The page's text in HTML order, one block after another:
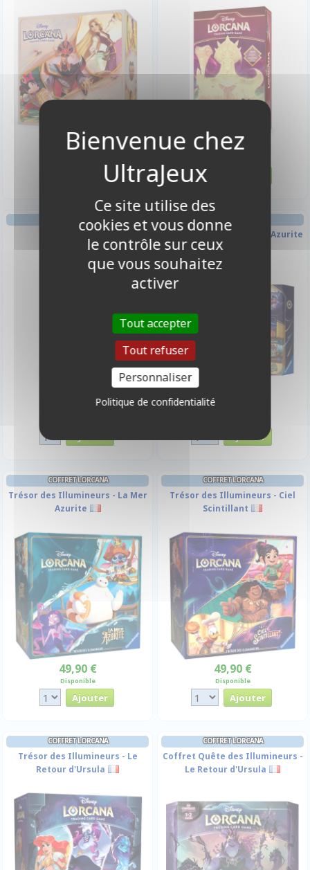
49,90 € 53,90 €
COFFRET LORCANA
Lilo & Stitch
29,90 €
Collector Stitch - La Mer Azurite
49,90 €
COFFRET LORCANA
Trésor des Illumineurs - La Mer
Azurite
49,90 €
Disponible
COFFRET LORCANA
Trésor des Illumineurs - Ciel
Scintillant
49,90 €
Disponible
COFFRET LORCANA
Trésor des Illumineurs - Le
Retour d'Ursula
COFFRET LORCANA
Coffret Quête des Illumineurs -
Le Retour d'Ursula
Ce site utilise des
cookies et vous donne
le contrôle sur ceux
que vous souhaitez
activer
Tout accepter
Tout refuser
Personnaliser
Politique de confidentialité